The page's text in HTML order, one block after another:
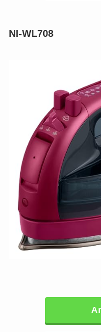
NI-WL708